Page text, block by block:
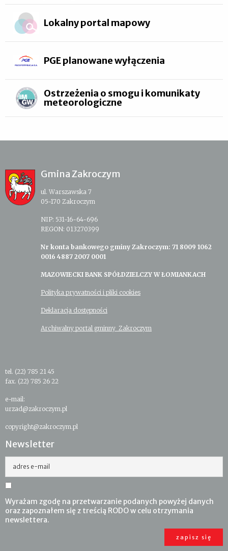
Lokalny portal mapowy
PGE planowane wyłączenia
Ostrzeżenia o smogu i komunikaty
meteorologiczne
Gmina Zakroczym
ul. Warszawska 7
05-170 Zakroczym
NIP: 531-16-64-696
REGON: 013270399
Nr konta bankowego gminy Zakroczym: 71 8009 1062
0016 4887 2007 0001
MAZOWIECKI BANK SPÓŁDZIELCZY W ŁOMIANKACH
Polityka prywatności i pliki cookies
Deklaracja dostępności
Archiwalny portal gminny Zakroczym
tel. (22) 785 21 45
fax. (22) 785 26 22
e-mail:
urzad@zakroczym.pl
copyright@zakroczym.pl
Newsletter
adres e-mail
Wyrażam zgodę na przetwarzanie podanych powyżej danych
oraz zapoznałem się z treścią RODO w celu otrzymania
newslettera.